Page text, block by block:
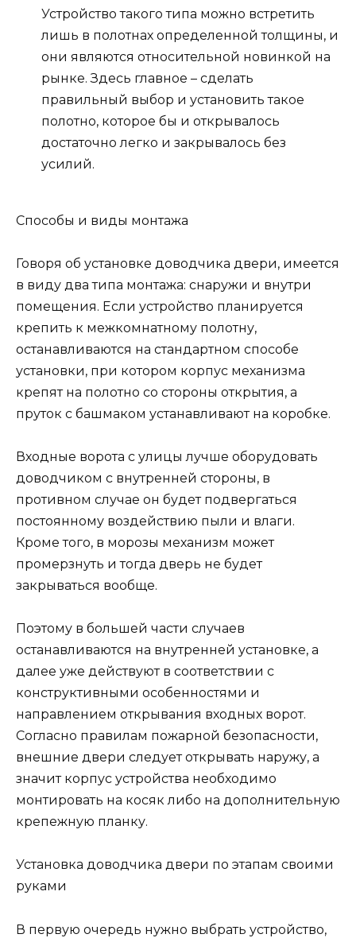
Устройство такого типа можно встретить
лишь в полотнах определенной толщины, и
они являются относительной новинкой на
рынке. Здесь главное – сделать
правильный выбор и установить такое
полотно, которое бы и открывалось
достаточно легко и закрывалось без
усилий.
Способы и виды монтажа
Говоря об установке доводчика двери, имеется
в виду два типа монтажа: снаружи и внутри
помещения. Если устройство планируется
крепить к межкомнатному полотну,
останавливаются на стандартном способе
установки, при котором корпус механизма
крепят на полотно со стороны открытия, а
пруток с башмаком устанавливают на коробке.
Входные ворота с улицы лучше оборудовать
доводчиком с внутренней стороны, в
противном случае он будет подвергаться
постоянному воздействию пыли и влаги.
Кроме того, в морозы механизм может
промерзнуть и тогда дверь не будет
закрываться вообще.
Поэтому в большей части случаев
останавливаются на внутренней установке, а
далее уже действуют в соответствии с
конструктивными особенностями и
направлением открывания входных ворот.
Согласно правилам пожарной безопасности,
внешние двери следует открывать наружу, а
значит корпус устройства необходимо
монтировать на косяк либо на дополнительную
крепежную планку.
Установка доводчика двери по этапам своими
руками
В первую очередь нужно выбрать устройство,